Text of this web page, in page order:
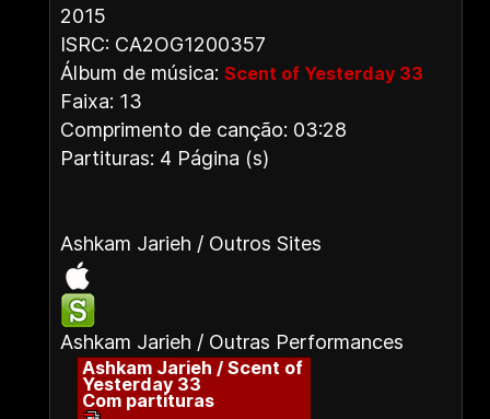
2015
ISRC: CA2OG1200357
Álbum de música: Scent of Yesterday 33
Faixa: 13
Comprimento de canção: 03:28
Partituras: 4 Página (s)
Ashkam Jarieh / Outros Sites
Ashkam Jarieh / Outras Performances
Ashkam Jarieh / Scent of
Yesterday 33
Com partituras